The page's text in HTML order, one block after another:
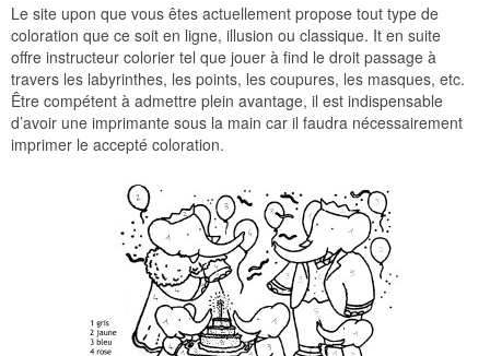
Le site upon que vous êtes actuellement propose tout type de
coloration que ce soit en ligne, illusion ou classique. It en suite
offre instructeur colorier tel que jouer à find le droit passage à
travers les labyrinthes, les points, les coupures, les masques, etc.
Être compétent à admettre plein avantage, il est indispensable
d’avoir une imprimante sous la main car il faudra nécessairement
imprimer le accepté coloration.